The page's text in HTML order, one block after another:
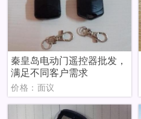
秦皇岛电动门遥控器批发，
满足不同客户需求
价格：面议